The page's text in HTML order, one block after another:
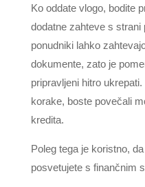
Ko oddate vlogo, bodite
dodatne zahteve s strani
ponudniki lahko
dokumente, zato je
pripravljeni hitro
korake, boste povečali
kredita.
Poleg tega je koristno,
posvetujete s finančnim